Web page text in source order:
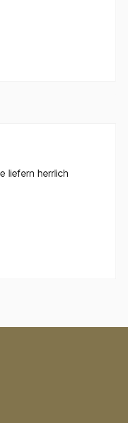
liefern herrlich